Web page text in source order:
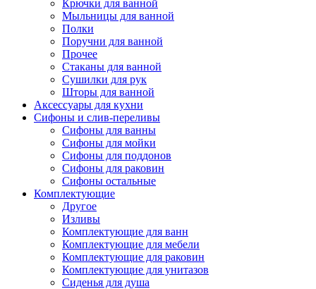
Крючки для ванной
Мыльницы для ванной
Полки
Поручни для ванной
Прочее
Стаканы для ванной
Сушилки для рук
Шторы для ванной
Аксессуары для кухни
Сифоны и слив-переливы
Сифоны для ванны
Сифоны для мойки
Сифоны для поддонов
Сифоны для раковин
Сифоны остальные
Комплектующие
Другое
Изливы
Комплектующие для ванн
Комплектующие для мебели
Комплектующие для раковин
Комплектующие для унитазов
Сиденья для душа